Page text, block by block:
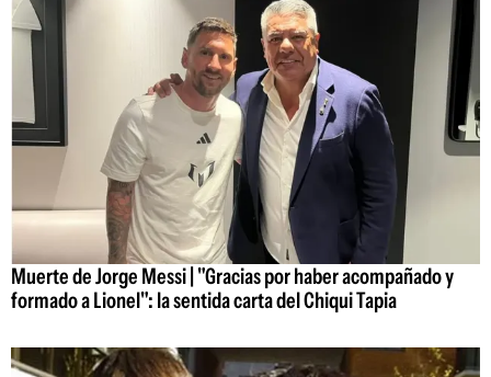
Muerte de Jorge Messi | "Gracias por haber acompañado y
formado a Lionel": la sentida carta del Chiqui Tapia